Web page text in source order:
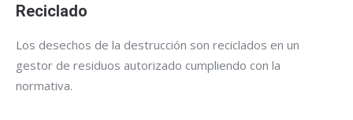
Reciclado
Los desechos de la destrucción son reciclados en un
gestor de residuos autorizado cumpliendo con la
normativa.